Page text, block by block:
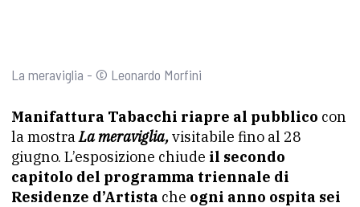
La meraviglia - © Leonardo Morfini
Manifattura Tabacchi riapre al pubblico con
la mostraLa meraviglia,visitabile fino al 28
giugno. L’esposizione chiude il secondo
capitolo del programma triennale di
Residenze d’Artista che ogni anno ospita sei